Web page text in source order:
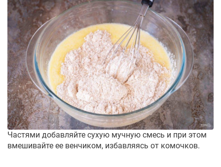
Частями добавляйте сухую мучную смесь и при этом
вмешивайте ее венчиком, избавляясь от комочков.